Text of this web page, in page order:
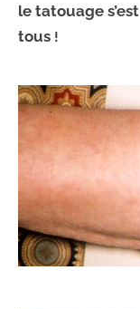
le tatouage
tous !